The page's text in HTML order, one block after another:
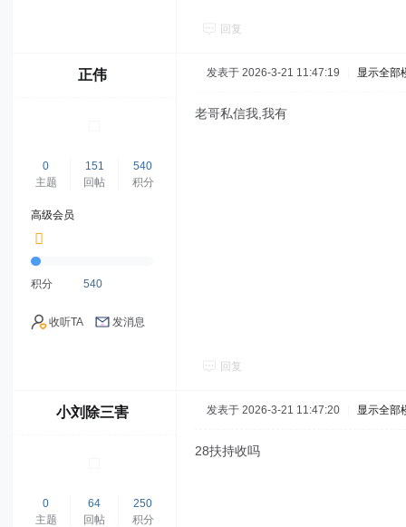
回复
正伟
0
主题
151
回帖
540
积分
高级会员
积分 540
收听TA 发消息
发表于 2026-3-21 11:47:19 显示全部
老哥私信我,我有
回复
小刘除三害
0
主题
64
回帖
250
积分
发表于 2026-3-21 11:47:20 显示全部
28扶持收吗